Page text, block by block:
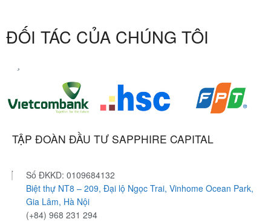
ĐỐI TÁC CỦA CHÚNG TÔI
TẬP ĐOÀN ĐẦU TƯ SAPPHIRE CAPITAL
Số ĐKKD: 0109684132
Biệt thự NT8 – 209, Đại lộ Ngọc Trai, Vinhome Ocean Park,
Gia Lâm, Hà Nội
(+84) 968 231 294